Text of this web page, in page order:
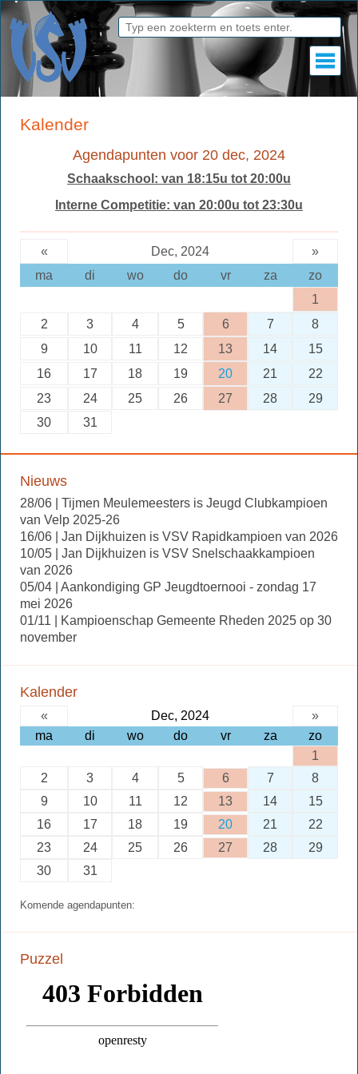
Kalender
Agendapunten voor 20 dec, 2024
Schaakschool: van 18:15u tot 20:00u
Interne Competitie: van 20:00u tot 23:30u
« Dec, 2024
»
ma
di wo do vr za
zo
1
2
3 4 5 6 7
8
9
10 11 12 13 14
15
16
17 18 19 20 21
22
23
24 25 26 27 28
29
30
31
Nieuws
28/06 | Tijmen Meulemeesters is Jeugd Clubkampioen
van Velp 2025-26
16/06 | Jan Dijkhuizen is VSV Rapidkampioen van 2026
10/05 | Jan Dijkhuizen is VSV Snelschaakkampioen
van 2026
05/04 | Aankondiging GP Jeugdtoernooi - zondag 17
mei 2026
01/11 | Kampioenschap Gemeente Rheden 2025 op 30
november
Kalender
« Dec, 2024
»
ma
di wo do vr za
zo
1
2
3 4 5 6 7
8
9
10 11 12 13 14
15
16
17 18 19 20 21
22
23
24 25 26 27 28
29
30
31
Komende agendapunten:
Puzzel